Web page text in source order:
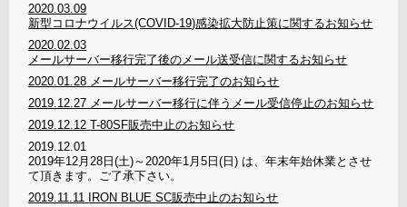
2020.03.09
新型コロナウイルス(COVID-19)感染拡大防止策に関するお知らせ
2020.02.03
メールサーバー移行完了後のメール送受信に関するお知らせ
2020.01.28 メールサーバー移行完了のお知らせ
2019.12.27 メールサーバー移行に伴うメール受信停止のお知らせ
2019.12.12 T-80SF販売中止のお知らせ
2019.12.01
2019年12月28日(土)～2020年1月5日(日) は、年末年始休業とさせ
て頂きます。ご了承下さい。
2019.11.11
IRON BLUE SC販売中止のお知らせ